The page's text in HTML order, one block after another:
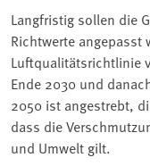
Langfristig sollen die
Richtwerte angepasst
Luftqualitätsrichtlinie
Ende 2030 und
2050 ist angestrebt,
dass die
und Umwelt gilt.